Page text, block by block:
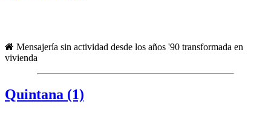
Mensajería sin actividad desde los años '90 transformada en
vivienda
Quintana (1)